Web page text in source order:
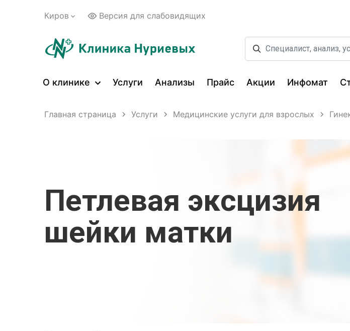
Киров Версия для слабовидящих
О клинике Услуги Анализы Прайс Акции Инфомат
Главная страница Услуги Медицинские услуги для взрослых
Петлевая эксцизия
шейки матки